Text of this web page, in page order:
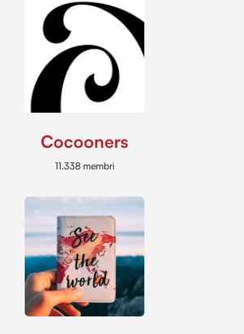
Cocooners
11.338 membri